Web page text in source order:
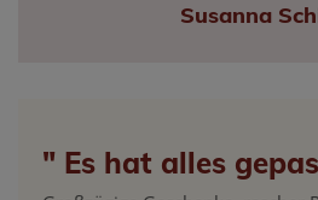
Susanna
" Es hat alles